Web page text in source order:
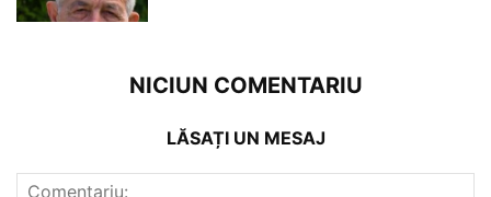
NICIUN COMENTARIU
LĂSAȚI UN MESAJ